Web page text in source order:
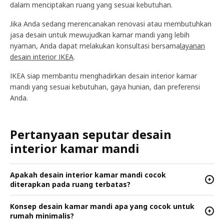
dalam menciptakan ruang yang sesuai kebutuhan.
Jika Anda sedang merencanakan renovasi atau membutuhkan
jasa desain untuk mewujudkan kamar mandi yang lebih
nyaman, Anda dapat melakukan konsultasi bersamalayanan
desain interior IKEA.
IKEA siap membantu menghadirkan desain interior kamar
mandi yang sesuai kebutuhan, gaya hunian, dan preferensi
Anda.
Pertanyaan seputar desain
interior kamar mandi
Apakah desain interior kamar mandi cocok
diterapkan pada ruang terbatas?
+
Konsep desain kamar mandi apa yang cocok untuk
rumah minimalis?
+